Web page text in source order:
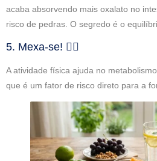
acaba absorvendo mais oxalato no
risco de pedras. O segredo é o
5. Mexa-se! 🏃‍♂️
A atividade física ajuda no
que é um fator de risco direto para a